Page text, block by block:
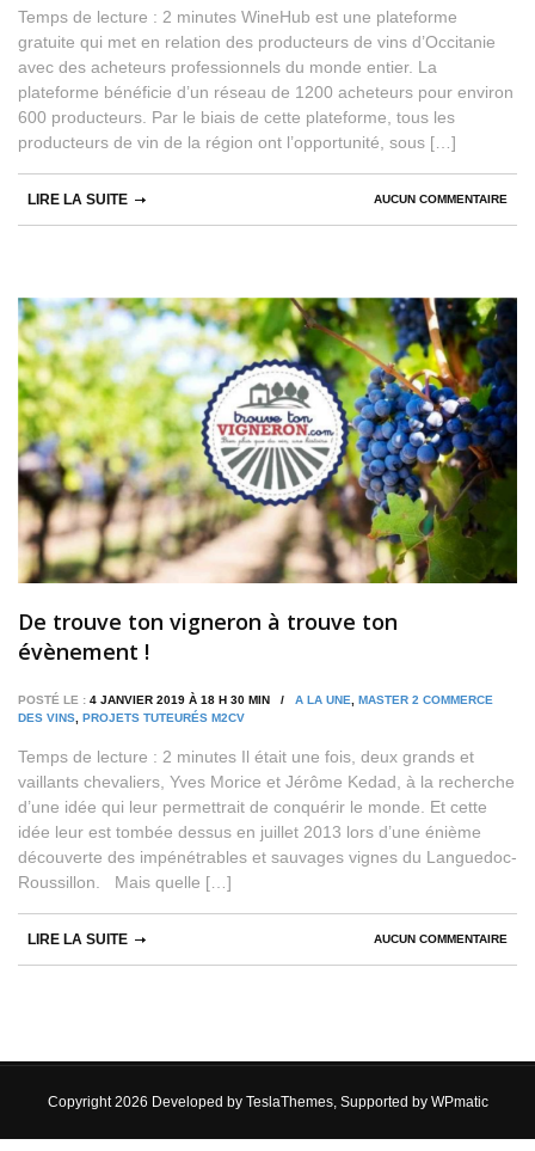
Temps de lecture : 2 minutes WineHub est une plateforme
gratuite qui met en relation des producteurs de vins d’Occitanie
avec des acheteurs professionnels du monde entier. La
plateforme bénéficie d’un réseau de 1200 acheteurs pour environ
600 producteurs. Par le biais de cette plateforme, tous les
producteurs de vin de la région ont l’opportunité, sous […]
AUCUN COMMENTAIRE
LIRE LA SUITE
De trouve ton vigneron à trouve ton
évènement !
POSTÉ LE : 4 JANVIER 2019 À 18 H 30 MIN / A LA UNE, MASTER 2 COMMERCE
DES VINS, PROJETS TUTEURÉS M2CV
Temps de lecture : 2 minutes Il était une fois, deux grands et
vaillants chevaliers, Yves Morice et Jérôme Kedad, à la recherche
d’une idée qui leur permettrait de conquérir le monde. Et cette
idée leur est tombée dessus en juillet 2013 lors d’une énième
découverte des impénétrables et sauvages vignes du Languedoc-
Roussillon. Mais quelle […]
AUCUN COMMENTAIRE
LIRE LA SUITE
Copyright 2026 Developed by TeslaThemes, Supported by WPmatic